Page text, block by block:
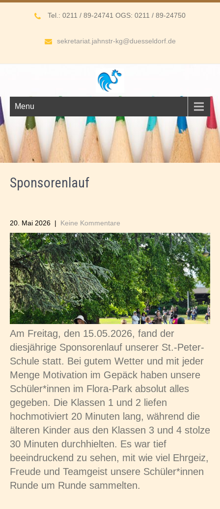
Tel.: 0211 / 89-24741 OGS: 0211 / 89-24750
sekretariat.jahnstr-kg@duesseldorf.de
Menu
Sponsorenlauf
20. Mai 2026 | Keine Kommentare
Am Freitag, den 15.05.2026, fand der
diesjährige Sponsorenlauf unserer St.-Peter-
Schule statt. Bei gutem Wetter und mit jeder
Menge Motivation im Gepäck haben unsere
Schüler*innen im Flora-Park absolut alles
gegeben. Die Klassen 1 und 2 liefen
hochmotiviert 20 Minuten lang, während die
älteren Kinder aus den Klassen 3 und 4 stolze
30 Minuten durchhielten. Es war tief
beeindruckend zu sehen, mit wie viel Ehrgeiz,
Freude und Teamgeist unsere Schüler*innen
Runde um Runde sammelten.